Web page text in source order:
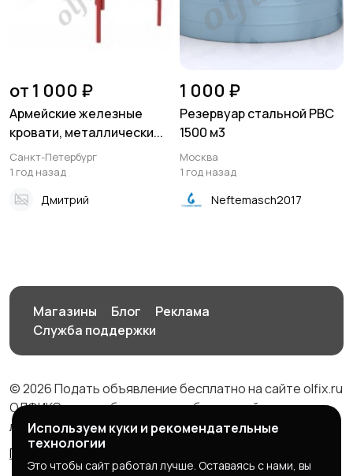
от 1 000 ₽
Армейские железные
кровати, металлически...
Санкт-Петербург
1 год назад
Дмитрий
1 000 ₽
Резервуар стальной РВС
1500 м3
Москва
1 год назад
Neftemasch2017
Магазины Блог
Реклама
Служба поддержки
© 2026 Подать объявление бесплатно на сайте olfix.ru
ОЛФИКС - доска беспалтных объявлений от частных
лиц и компаний
Правила сервиса
Используем куки и рекомендательные
технологии
Это чтобы сайт работал лучше. Оставаясь с нами, вы